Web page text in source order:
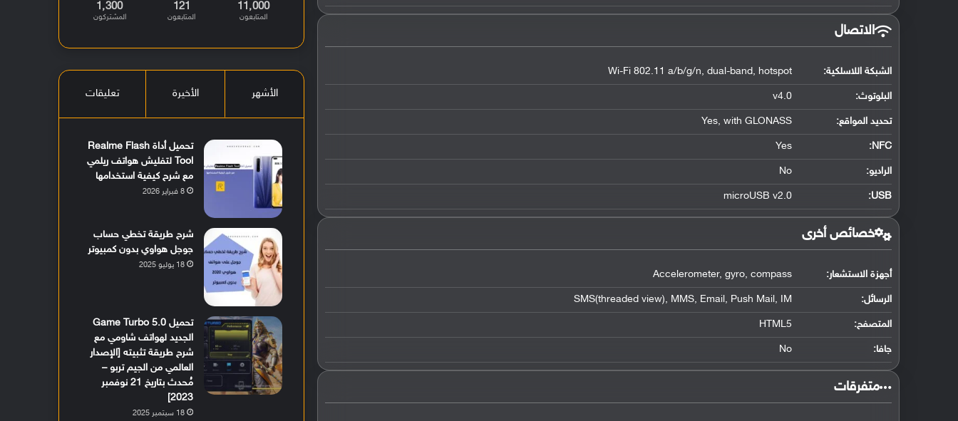
الاتصال
الشبكة اللاسلكية: Wi-Fi 802.11 a/b/g/n, dual-band, hotspot
البلوتوث:
v4.0
تحديد المواقع:
Yes, with GLONASS
NFC
:
Yes
الراديو: No
USB
:
microUSB v2.0
خصائص أخرى
أجهزة الاستشعار: Accelerometer, gyro, compass
الرسائل: SMS(threaded view), MMS, Email, Push Mail, IM
المتصفح: HTML5
جافا: No
‏متفرقات‏
11٬000
المتابعون
121
المتابعون
1٬300
المشتركون
الأشهر الأخيرة تعليقات
تحميل أداة Realme Flash
Tool لتفليش هواتف ريلمي
مع شرح كيفية استخدامها
8 فبراير 2026
شرح طريقة تخطي حساب
جوجل هواوي بدون كمبيوتر
18 يوليو 2025
تحميل Game Turbo 5.0
الجديد لهواتف شاومي مع
شرح طريقة تثبيته [الإصدار
العالمي من الجيم تربو –
مُحدث بتاريخ 21 نوفمبر
2023]
18 سبتمبر 2025